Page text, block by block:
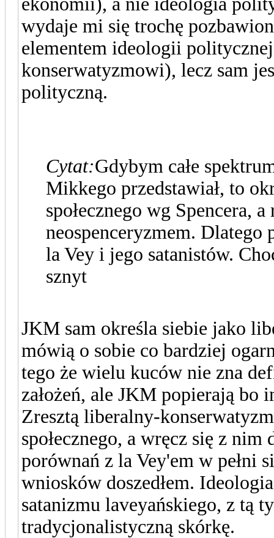
wydaje mi się trochę
elementem ideologii
konserwatyzmowi), lecz sam
polityczną.
Cytat:Gdybym całe
Mikkego przedstawiał, to
społecznego wg Spencera,
neospenceryzmem. Dlatego
la Vey i jego satanistów.
sznyt
JKM sam określa siebie jako
mówią o sobie co bardziej
tego że wielu kuców nie zna
założeń, ale JKM popierają bo
Zresztą liberalny-
społecznego, a wręcz się z
porównań z la Vey'em w pełni
wniosków doszedłem.
satanizmu laveyańskiego, z tą
tradycjonalistyczną skórkę.